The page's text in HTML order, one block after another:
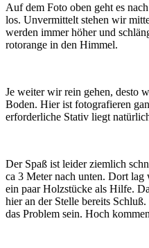
Auf dem Foto oben geht es
los. Unvermittelt stehen wir
werden immer höher und
rotorange in den Himmel.
Je weiter wir rein gehen, desto
Boden. Hier ist fotografieren
erforderliche Stativ liegt
Der Spaß ist leider ziemlich
ca 3 Meter nach unten. Dort
ein paar Holzstücke als Hilfe.
hier an der Stelle bereits
das Problem sein. Hoch